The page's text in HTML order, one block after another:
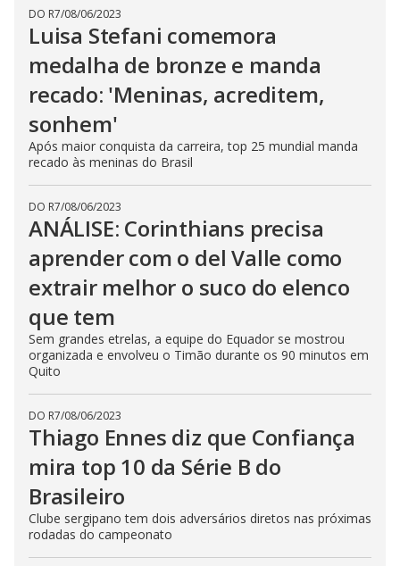
DO R7/08/06/2023
Luisa Stefani comemora
medalha de bronze e manda
recado: 'Meninas, acreditem,
sonhem'
Após maior conquista da carreira, top 25 mundial manda
recado às meninas do Brasil
DO R7/08/06/2023
ANÁLISE: Corinthians precisa
aprender com o del Valle como
extrair melhor o suco do elenco
que tem
Sem grandes etrelas, a equipe do Equador se mostrou
organizada e envolveu o Timão durante os 90 minutos em
Quito
DO R7/08/06/2023
Thiago Ennes diz que Confiança
mira top 10 da Série B do
Brasileiro
Clube sergipano tem dois adversários diretos nas próximas
rodadas do campeonato